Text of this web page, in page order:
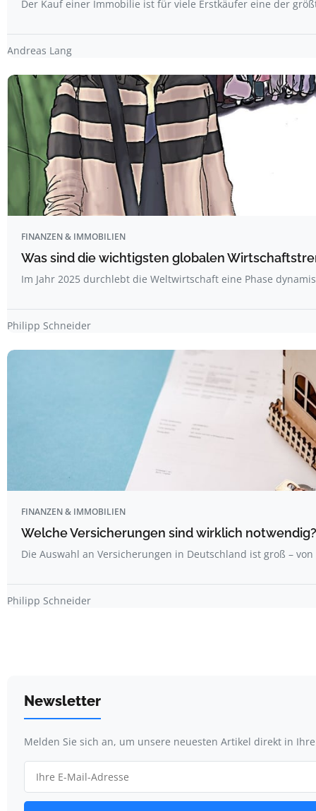
Der Kauf einer Immobilie ist für viele Erstkäufer eine der
Andreas Lang
FINANZEN & IMMOBILIEN
Was sind die wichtigsten globalen
Im Jahr 2025 durchlebt die Weltwirtschaft eine Phase
Philipp Schneider
FINANZEN & IMMOBILIEN
Welche Versicherungen sind wirklich notwendig?
Die Auswahl an Versicherungen in Deutschland ist groß –
Philipp Schneider
Newsletter
Melden Sie sich an, um unsere neuesten Artikel direkt in